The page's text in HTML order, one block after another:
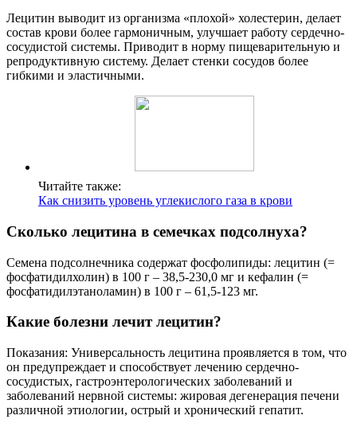
Лецитин выводит из организма «плохой» холестерин, делает
состав крови более гармоничным, улучшает работу сердечно-
сосудистой системы. Приводит в норму пищеварительную и
репродуктивную систему. Делает стенки сосудов более
гибкими и эластичными.
Читайте также:
Как снизить уровень углекислого газа в крови
Сколько лецитина в семечках подсолнуха?
Семена подсолнечника содержат фосфолипиды: лецитин (=
фосфатидилхолин) в 100 г – 38,5-230,0 мг и кефалин (=
фосфатидилэтаноламин) в 100 г – 61,5-123 мг.
Какие болезни лечит лецитин?
Показания: Универсальность лецитина проявляется в том, что
он предупреждает и способствует лечению сердечно-
сосудистых, гастроэнтерологических заболеваний и
заболеваний нервной системы: жировая дегенерация печени
различной этиологии, острый и хронический гепатит.